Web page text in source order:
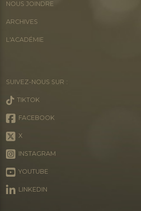
NOUS JOINDRE
ARCHIVES
L'ACADÉMIE
SUIVEZ-NOUS SUR :
TIKTOK
FACEBOOK
X
INSTAGRAM
YOUTUBE
LINKEDIN